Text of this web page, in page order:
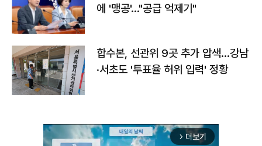
에 '맹공'…"공급 억제기"
합수본, 선관위 9곳 추가 압색…강남
·서초도 '투표율 허위 입력' 정황
arrow_forward_ios 더보기